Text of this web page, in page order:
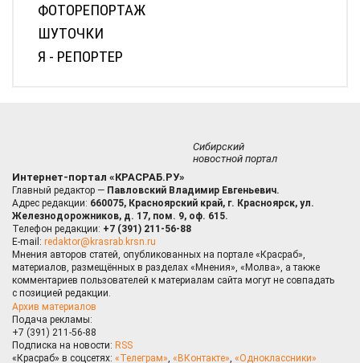
ФОТОРЕПОРТАЖ
ШУТОЧКИ
Я - РЕПОРТЕР
Сибирский
новостной портал
Интернет-портал «КРАСРАБ.РУ»
Главный редактор — Павловский Владимир Евгеньевич.
Адрес редакции: 660075, Красноярский край, г. Красноярск, ул.
Железнодорожников, д. 17, пом. 9, оф. 615.
Телефон редакции: +7 (391) 211-56-88
E-mail: redaktor@krasrab.krsn.ru
Мнения авторов статей, опубликованных на портале «Красраб»,
материалов, размещённых в разделах «Мнения», «Молва», а также
комментариев пользователей к материалам сайта могут не совпадать
с позицией редакции.
Архив материалов
Подача рекламы:
+7 (391) 211-56-88
Подписка на новости: RSS
«Красраб» в соцсетях: «Телеграм», «ВКонтакте», «Одноклассники»